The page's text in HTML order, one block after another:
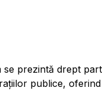
prezintă drept
publice,